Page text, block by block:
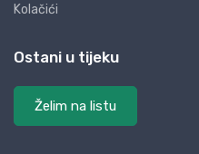
Kolačići
Ostani u tijeku
Želim na listu